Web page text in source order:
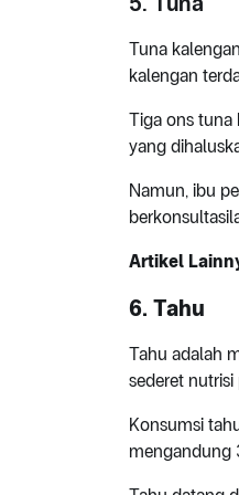
Tuna
kalengan
Tiga ons tuna
yang
Namun, ibu
Artikel
6. Tahu
Tahu adalah
sederet
Konsumsi
mengandung